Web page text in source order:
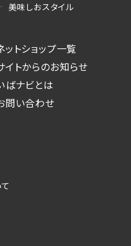
美味しおスタイル
ットショップ一覧
イトからのお知らせ
ばナビとは
問い合わせ